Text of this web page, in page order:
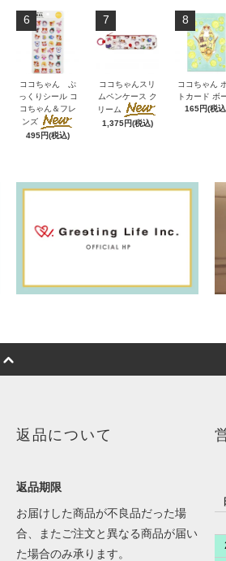
6
ココちゃん ぷ
っくりシール コ
コちゃん＆フレ
ンズ
495円(税込)
7
ココちゃんスリ
ムペンケース ク
リーム
1,375円(税込)
8
ココちゃん
トカード ボ
165円(税
返品について
返品期限
お届けした商品が不良品だった場
合、またご注文と異なる商品が届い
た場合のみ承ります。